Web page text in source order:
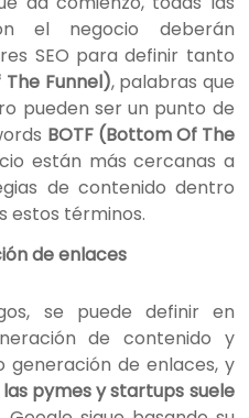
el negocio deberán
SEO para definir tanto
The Funnel), palabras que
pueden ser un punto de
BOTF (Bottom Of The
están más cercanas a
de contenido dentro
estos términos.
de enlaces
se puede definir en
de contenido y
generación de enlaces, y
pymes y startups suele